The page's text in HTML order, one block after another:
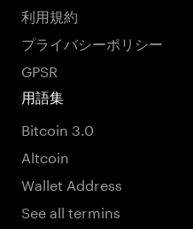
利用規約
プライバシーポリシー
GPSR
用語集
Bitcoin 3.0
Altcoin
Wallet Address
See all termins